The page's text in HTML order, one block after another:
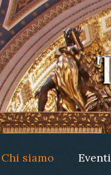
Chi siamo Eventi